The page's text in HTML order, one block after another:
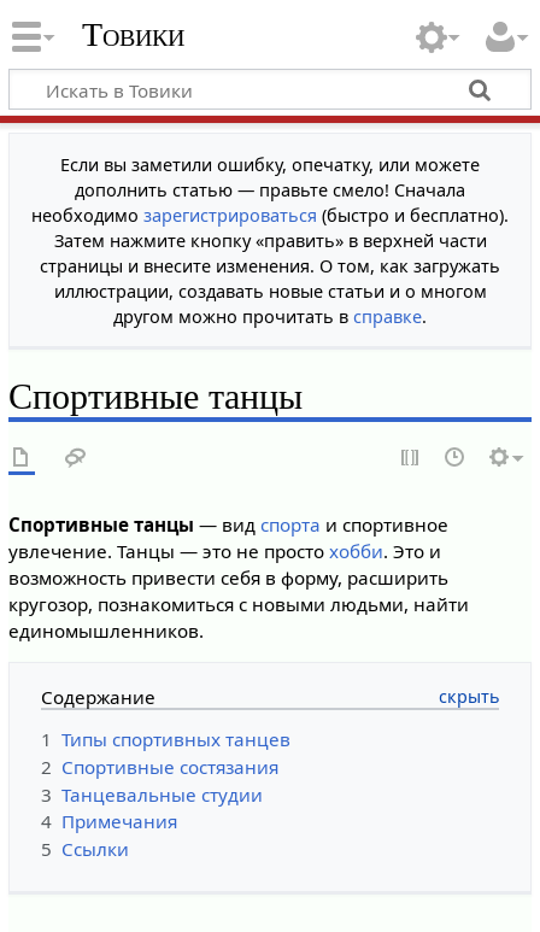
Товики
Если вы заметили ошибку, опечатку, или можете
дополнить статью — правьте смело! Сначала
необходимо зарегистрироваться (быстро и бесплатно).
Затем нажмите кнопку «править» в верхней части
страницы и внесите изменения. О том, как загружать
иллюстрации, создавать новые статьи и о многом
другом можно прочитать в справке.
Спортивные танцы
Спортивные танцы — вид спорта и спортивное
увлечение. Танцы — это не просто хобби. Это и
возможность привести себя в форму, расширить
кругозор, познакомиться с новыми людьми, найти
единомышленников.
Содержание
1 Типы спортивных танцев
2 Спортивные состязания
3 Танцевальные студии
4 Примечания
5 Ссылки